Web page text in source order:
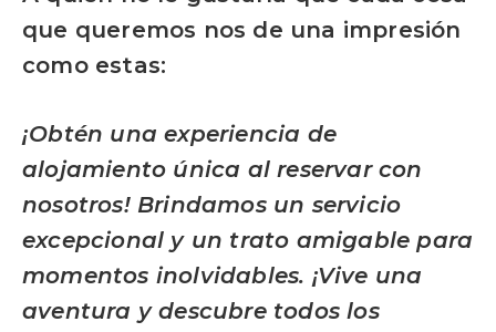
que queremos nos de una impresión
como estas:
¡Obtén una experiencia de
alojamiento única al reservar con
nosotros! Brindamos un servicio
excepcional y un trato amigable para
momentos inolvidables. ¡Vive una
aventura y descubre todos los